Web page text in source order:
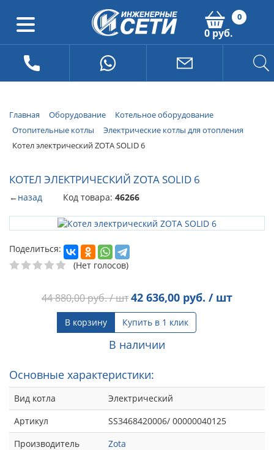
0
0 руб.
Главная Оборудование
Котельное оборудование
Отопительные котлы
Электрические котлы для отопления
Котел электрический ZOTA SOLID 6
КОТЕЛ ЭЛЕКТРИЧЕСКИЙ ZOTA SOLID 6
←назад Код товара: 46266
Поделиться:
(Нет голосов)
44 880,00руб. / шт42 636,00 руб. / шт
В корзину Купить в 1 клик
В наличии
Основные характеристики:
Вид котла
Электрический
Артикул
SS3468420006/ 00000040125
Производитель
Zota